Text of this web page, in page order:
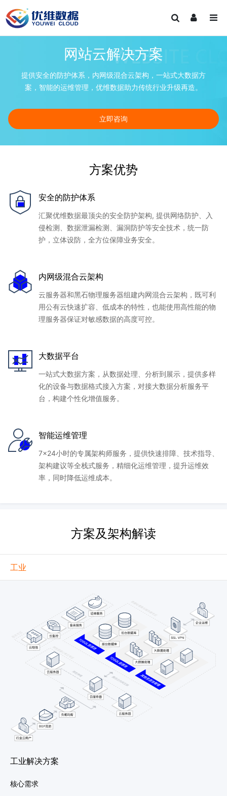
网站云解决方案
提供安全的防护体系，内网级混合云架构，一站式大数据方
案，智能的运维管理，优维数据助力传统行业升级再造。
立即咨询
方案优势
安全的防护体系
汇聚优维数据最顶尖的安全防护架构, 提供网络防护、入
侵检测、数据泄漏检测、漏洞防护等安全技术，统一防
护，立体设防，全方位保障业务安全。
内网级混合云架构
云服务器和黑石物理服务器组建内网混合云架构，既可利
用公有云快速扩容、低成本的特性，也能使用高性能的物
理服务器保证对敏感数据的高度可控。
大数据平台
一站式大数据方案，从数据处理、分析到展示，提供多样
化的设备与数据格式接入方案，对接大数据分析服务平
台，构建个性化增值服务。
智能运维管理
7x24小时的专属架构师服务，提供快速排障、技术指导、
架构建议等全栈式服务，精细化运维管理，提升运维效
率，同时降低运维成本。
方案及架构解读
工业
工业解决方案
核心需求